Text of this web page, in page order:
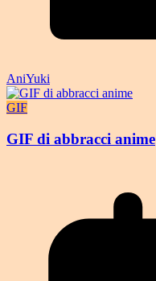
AniYuki
GIF
GIF di abbracci anime